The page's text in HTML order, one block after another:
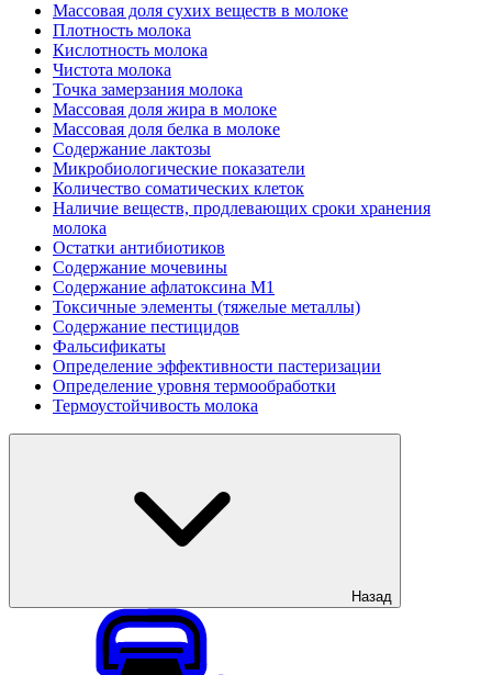
Массовая доля сухих веществ в молоке
Плотность молока
Кислотность молока
Чистота молока
Точка замерзания молока
Массовая доля жира в молоке
Массовая доля белка в молоке
Содержание лактозы
Микробиологические показатели
Количество соматических клеток
Наличие веществ, продлевающих сроки хранения
молока
Остатки антибиотиков
Содержание мочевины
Содержание афлатоксина М1
Токсичные элементы (тяжелые металлы)
Содержание пестицидов
Фальсификаты
Определение эффективности пастеризации
Определение уровня термообработки
Термоустойчивость молока
Назад